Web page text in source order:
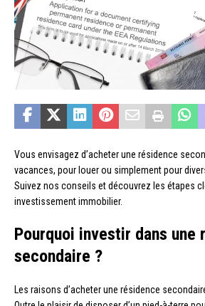
Vous envisagez d’acheter une résidence
vacances, pour louer ou simplement pour
Suivez nos conseils et découvrez les étapes
investissement immobilier.
Pourquoi investir dans une
secondaire ?
Les raisons d’acheter une résidence